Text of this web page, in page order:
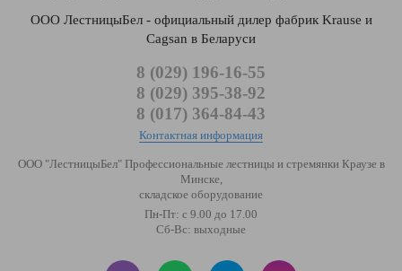
ООО ЛестницыБел - официальный дилер фабрик Krause и
Cagsan в Беларуси
8 (029) 196-16-55
8 (029) 395-38-92
8 (017) 364-84-43
Контактная информация
ООО "ЛестницыБел" Профессиональные лестницы и стремянки Краузе в
Минске,
складское оборудование
Пн-Пт: с 9.00 до 17.00
Сб-Вс: выходные